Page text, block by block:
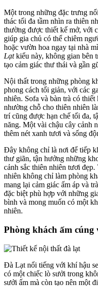
Một trong những đặc trưng
thác tối đa tầm nhìn ra thiên
thường được thiết kế mở, với
giúp gia chủ có thể chiêm
hoặc vườn hoa ngay tại nhà
Lạtkiểu này, không gian bên
tạo cảm giác thư thái và gần
Nội thất trong những phòng
phong cách tối giản, với các
nhiên. Sofa và bàn trà có
nhường chỗ cho thiên nhiên
trí cũng được hạn chế tối đa,
năng. Một vài chậu cây cảnh
thêm nét xanh tươi và sống
Đây không chỉ là nơi để tiếp
thư giãn, tận hưởng những
cảnh sắc thiên nhiên tươi
nhiên không chỉ làm phòng
mang lại cảm giác ấm áp và
đặc biệt phù hợp với những
bình và mong muốn có một
nhiên.
Phòng khách ấm cúng
Đà Lạt nổi tiếng với khí hậu
có một chiếc lò sưởi trong
sưởi ấm mà còn tạo nên một